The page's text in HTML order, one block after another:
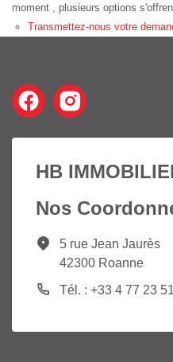
moment , plusieurs options
Transmettez-nous votre
HB
Nos
5 rue Jean Jaurès
42300 Roanne
Tél. : +33 4 77 23